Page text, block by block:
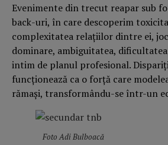
Evenimente din trecut reapar sub
back-uri, în care descoperim
complexitatea relațiilor dintre ei,
dominare, ambiguitatea,
intim de planul profesional.
funcționează ca o forță care
rămași, transformându-se într-un
Foto Adi Bulboacă